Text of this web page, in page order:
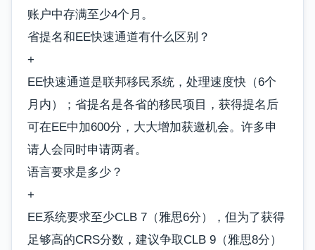
账户中存满至少4个月。
省提名和EE快速通道有什么区别？
+
EE快速通道是联邦移民系统，处理速度快（6个
月内）；省提名是各省的移民项目，获得提名后
可在EE中加600分，大大增加获邀机会。许多申
请人会同时申请两者。
语言要求是多少？
+
EE系统要求至少CLB 7（雅思6分），但为了获得
足够高的CRS分数，建议争取CLB 9（雅思8分）